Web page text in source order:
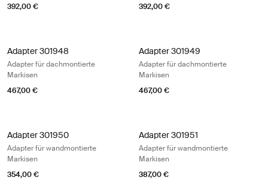
392,00 €
392,00 €
Adapter 301948
Adapter für dachmontierte
Markisen
467,00 €
Adapter 301949
Adapter für dachmontierte
Markisen
467,00 €
Adapter 301950
Adapter für wandmontierte
Markisen
354,00 €
Adapter 301951
Adapter für wandmontierte
Markisen
387,00 €